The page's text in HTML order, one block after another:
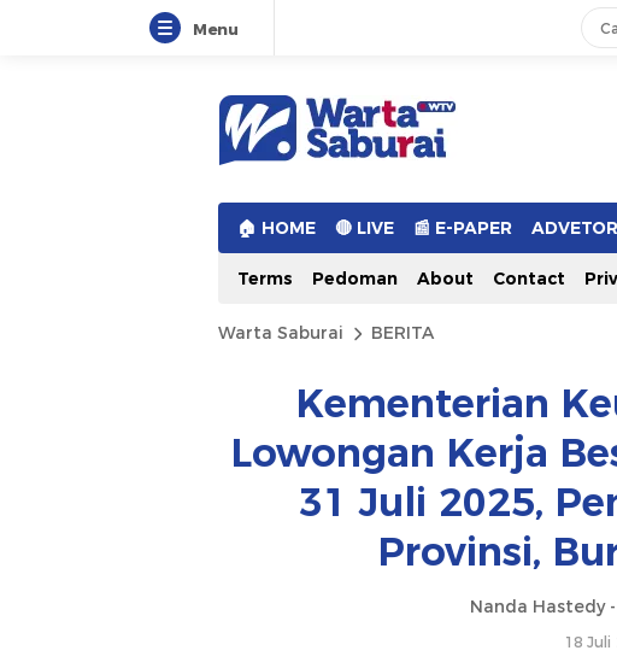
Menu
Warta Saburai
Sumber Informasi Terkini
🏠︎ HOME 🔴 LIVE 📰 E-PAPER
Terms Pedoman About Contact
Warta Saburai BERITA
Kementerian
Lowongan Kerja
31 Juli 2025,
Provinsi,
Nanda Hastedy
18 Juli